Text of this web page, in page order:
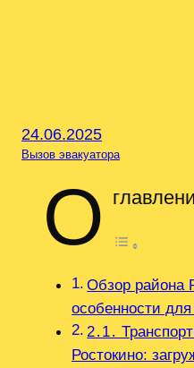
24.06.2025
Вызов эвакуатора
О
Обзор района
особенности
2․1․
Ростокино: